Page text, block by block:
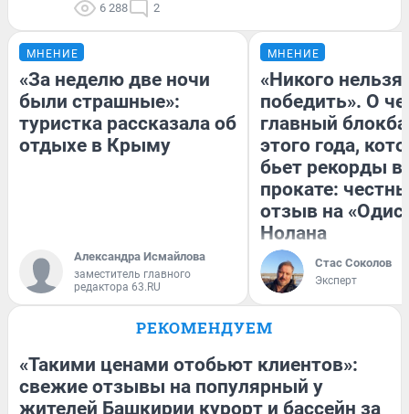
6 288 2
МНЕНИЕ
«За неделю две ночи
были страшные»:
туристка рассказала об
отдыхе в Крыму
Александра Исмайлова
заместитель главного
редактора 63.RU
МНЕНИЕ
«Никого нельзя
победить». О
главный
этого года,
бьет рекорды в
прокате:
отзыв на
Нолана
Стас Соколов
Эксперт
РЕКОМЕНДУЕМ
«Такими ценами отобьют клиентов»:
свежие отзывы на популярный у
жителей Башкирии курорт и бассейн за